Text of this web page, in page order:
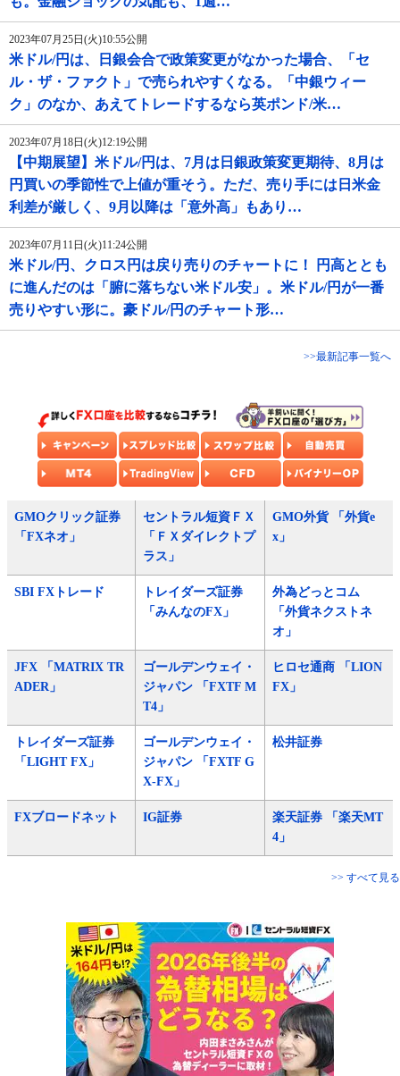
2023年07月25日(火)10:55公開
米ドル/円は、日銀会合で政策変更がなかった場合、「セ
ル・ザ・ファクト」で売られやすくなる。「中銀ウィー
ク」のなか、あえてトレードするなら英ポンド/米…
2023年07月18日(火)12:19公開
【中期展望】米ドル/円は、7月は日銀政策変更期待、8月は
円買いの季節性で上値が重そう。ただ、売り手には日米金
利差が厳しく、9月以降は「意外高」もあり…
2023年07月11日(火)11:24公開
米ドル/円、クロス円は戻り売りのチャートに！ 円高ととも
に進んだのは「腑に落ちない米ドル安」。米ドル/円が一番
売りやすい形に。豪ドル/円のチャート形…
>>最新記事一覧へ
GMOクリック証券
「FXネオ」
セントラル短資ＦＸ
「ＦＸダイレクトプ
ラス」
GMO外貨 「外貨e
x」
SBI FXトレード
トレイダーズ証券
「みんなのFX」
外為どっとコム
「外貨ネクストネ
オ」
JFX 「MATRIX TR
ADER」
ゴールデンウェイ・
ジャパン 「FXTF M
T4」
ヒロセ通商 「LION
FX」
トレイダーズ証券
「LIGHT FX」
ゴールデンウェイ・
ジャパン 「FXTF G
X-FX」
松井証券
FXブロードネット IG証券
楽天証券 「楽天MT
4」
>> すべて見る